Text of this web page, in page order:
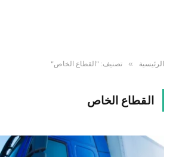
الرئيسية » تصنيف: "القطاع الخاص"
القطاع الخاص